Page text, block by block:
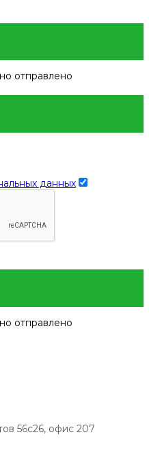
отправлено
данных
отправлено
56с26, офис 207